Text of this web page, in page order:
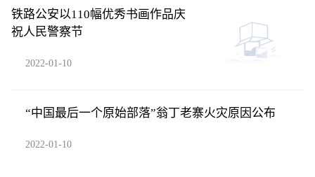
铁路公安以110幅优秀书画作品庆
祝人民警察节
2022-01-10
“中国最后一个原始部落”翁丁老寨火灾原因公布
2022-01-10